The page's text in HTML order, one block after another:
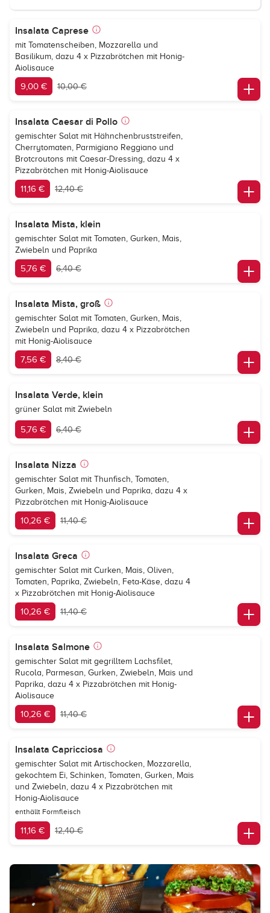
Insalata Caprese
mit Tomatenscheiben, Mozzarella und
Basilikum, dazu 4 x Pizzabrötchen mit Honig-
Aiolisauce
9,00 € 10,00 €
Insalata Caesar di Pollo
gemischter Salat mit Hähnchenbruststreifen,
Cherrytomaten, Parmigiano Reggiano und
Brotcroutons mit Caesar-Dressing, dazu 4 x
Pizzabrötchen mit Honig-Aiolisauce
11,16 € 12,40 €
Insalata Mista, klein
gemischter Salat mit Tomaten, Gurken, Mais,
Zwiebeln und Paprika
5,76 € 6,40 €
Insalata Mista, groß
gemischter Salat mit Tomaten, Gurken, Mais,
Zwiebeln und Paprika, dazu 4 x Pizzabrötchen
mit Honig-Aiolisauce
7,56 € 8,40 €
Insalata Verde, klein
grüner Salat mit Zwiebeln
5,76 € 6,40 €
Insalata Nizza
gemischter Salat mit Thunfisch, Tomaten,
Gurken, Mais, Zwiebeln und Paprika, dazu 4 x
Pizzabrötchen mit Honig-Aiolisauce
10,26 € 11,40 €
Insalata Greca
gemischter Salat mit Curken, Mais, Oliven,
Tomaten, Paprika, Zwiebeln, Feta-Käse, dazu 4
x Pizzabrötchen mit Honig-Aiolisauce
10,26 € 11,40 €
Insalata Salmone
gemischter Salat mit gegrilltem Lachsfilet,
Rucola, Parmesan, Gurken, Zwiebeln, Mais und
Paprika, dazu 4 x Pizzabrötchen mit Honig-
Aiolisauce
10,26 € 11,40 €
Insalata Capricciosa
gemischter Salat mit Artischocken, Mozzarella,
gekochtem Ei, Schinken, Tomaten, Gurken, Mais
und Zwiebeln, dazu 4 x Pizzabrötchen mit
Honig-Aiolisauce
enthällt Formfleisch
11,16 € 12,40 €